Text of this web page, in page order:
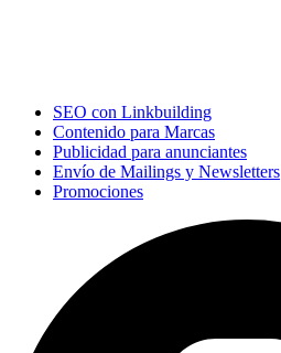
SEO con Linkbuilding
Contenido para Marcas
Publicidad para anunciantes
Envío de Mailings y Newsletters
Promociones